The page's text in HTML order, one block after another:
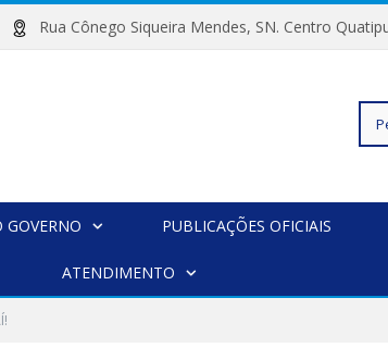
Rua Cônego Siqueira Mendes, SN. Centro
GOVERNO PUBLICAÇÕES OFICIAIS
ATENDIMENTO